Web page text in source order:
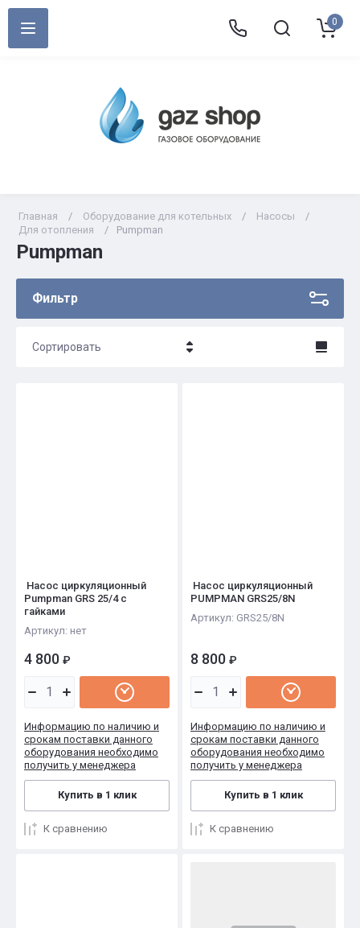
0
Главная / Оборудование для котельных / Насосы
/
Для отопления
/ Pumpman
Pumpman
Фильтр
Сортировать
Насос циркуляционный
Pumpman GRS 25/4 с
гайками
Артикул: нет
4 800 ₽
Информацию по наличию и
срокам поставки данного
оборудования необходимо
получить у менеджера
Купить в 1 клик
К сравнению
Насос циркуляционный
PUMPMAN GRS25/8N
Артикул: GRS25/8N
8 800 ₽
Информацию по наличию и
срокам поставки данного
оборудования необходимо
получить у менеджера
Купить в 1 клик
К сравнению